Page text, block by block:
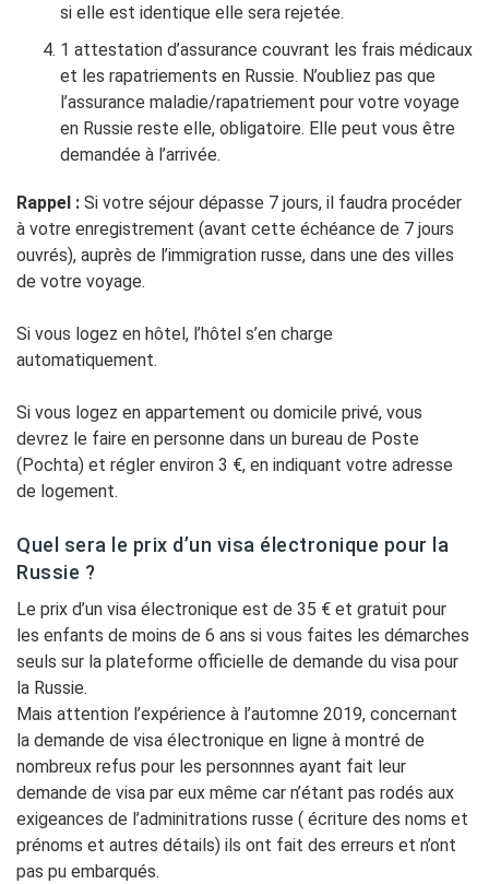
si elle est identique elle sera rejetée.
1 attestation d’assurance couvrant les frais médicaux
et les rapatriements en Russie. N’oubliez pas que
l’assurance maladie/rapatriement pour votre voyage
en Russie reste elle, obligatoire. Elle peut vous être
demandée à l’arrivée.
Rappel : Si votre séjour dépasse 7 jours, il faudra procéder
à votre enregistrement (avant cette échéance de 7 jours
ouvrés), auprès de l’immigration russe, dans une des villes
de votre voyage.
Si vous logez en hôtel, l’hôtel s’en charge
automatiquement.
Si vous logez en appartement ou domicile privé, vous
devrez le faire en personne dans un bureau de Poste
(Pochta) et régler environ 3 €, en indiquant votre adresse
de logement.
Quel sera le prix d’un visa électronique pour la
Russie ?
Le prix d’un visa électronique est de 35 € et gratuit pour
les enfants de moins de 6 ans si vous faites les démarches
seuls sur la plateforme officielle de demande du visa pour
la Russie.
Mais attention l’expérience à l’automne 2019, concernant
la demande de visa électronique en ligne à montré de
nombreux refus pour les personnnes ayant fait leur
demande de visa par eux même car n’étant pas rodés aux
exigeances de l’adminitrations russe ( écriture des noms et
prénoms et autres détails) ils ont fait des erreurs et n’ont
pas pu embarqués.